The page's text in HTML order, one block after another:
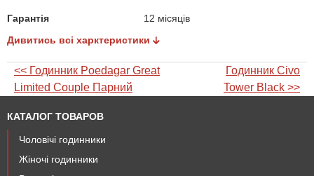
Гарантія
12 місяців
Дивитись всі харктеристики
<< Годинник Poedagar Great
Limited Couple Парний
Годинник Civo
Tower Black >>
КАТАЛОГ ТОВАРОВ
Чоловічі годинники
Жіночі годинники